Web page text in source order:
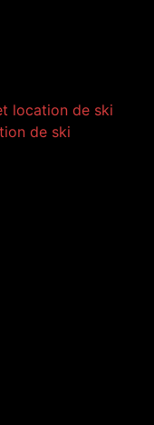
location de ski
de ski